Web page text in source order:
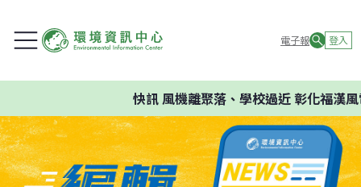
電子報 登入
快訊風機離聚落、學校過近 彰化福漢風